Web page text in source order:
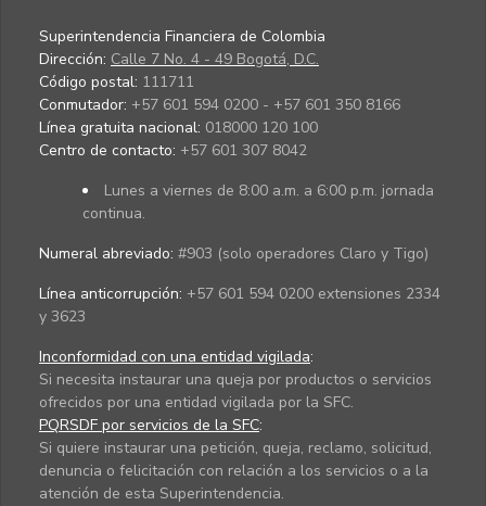
Superintendencia Financiera de Colombia
Dirección: Calle 7 No. 4 - 49 Bogotá, D.C.
Código postal: 111711
Conmutador: +57 601 594 0200 - +57 601 350 8166
Línea gratuita nacional: 018000 120 100
Centro de contacto: +57 601 307 8042
Lunes a viernes de 8:00 a.m. a 6:00 p.m. jornada
continua.
Numeral abreviado: #903 (solo operadores Claro y Tigo)
Línea anticorrupción: +57 601 594 0200 extensiones 2334
y 3623
Inconformidad con una entidad vigilada:
Si necesita instaurar una queja por productos o servicios
ofrecidos por una entidad vigilada por la SFC.
PQRSDF por servicios de la SFC:
Si quiere instaurar una petición, queja, reclamo, solicitud,
denuncia o felicitación con relación a los servicios o a la
atención de esta Superintendencia.